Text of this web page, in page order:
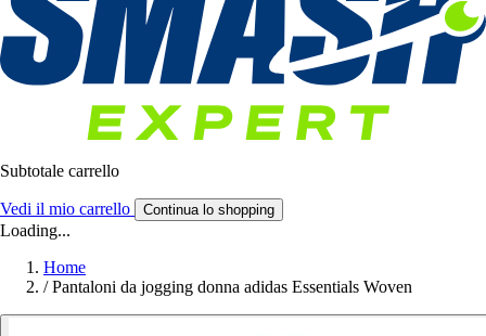
Subtotale carrello
Vedi il mio carrello Continua lo shopping
Loading...
Home
/ Pantaloni da jogging donna adidas Essentials Woven